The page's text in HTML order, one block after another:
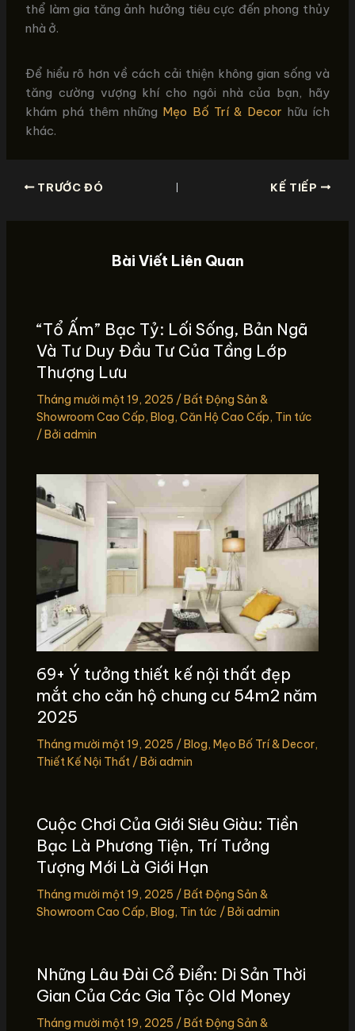
thể làm gia tăng ảnh hưởng tiêu cực đến phong thủy
nhà ở.
Để hiểu rõ hơn về cách cải thiện không gian sống và
tăng cường vượng khí cho ngôi nhà của bạn, hãy
khám phá thêm những Mẹo Bố Trí & Decor hữu ích
khác.
TRƯỚC ĐÓ KẾ TIẾP
Bài Viết Liên Quan
“Tổ Ấm” Bạc Tỷ: Lối Sống, Bản Ngã
Và Tư Duy Đầu Tư Của Tầng Lớp
Thượng Lưu
Tháng mười một 19, 2025 /Bất Động Sản &
Showroom Cao Cấp, Blog, Căn Hộ Cao Cấp, Tin tức
/ Bởi admin
69+ Ý tưởng thiết kế nội thất đẹp
mắt cho căn hộ chung cư 54m2 năm
2025
Tháng mười một 19, 2025 /Blog, Mẹo Bố Trí & Decor,
Thiết Kế Nội Thất / Bởi admin
Cuộc Chơi Của Giới Siêu Giàu: Tiền
Bạc Là Phương Tiện, Trí Tưởng
Tượng Mới Là Giới Hạn
Tháng mười một 19, 2025 /Bất Động Sản &
Showroom Cao Cấp, Blog, Tin tức / Bởi admin
Những Lâu Đài Cổ Điển: Di Sản Thời
Gian Của Các Gia Tộc Old Money
Tháng mười một 19, 2025 /Bất Động Sản &